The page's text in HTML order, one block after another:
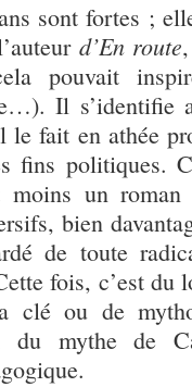
sont fortes ;
d’En route
pouvait
Il s’identifie
fait en athée
fins politiques.
un roman
bien
de toute
fois, c’est du
clé ou de
du mythe de